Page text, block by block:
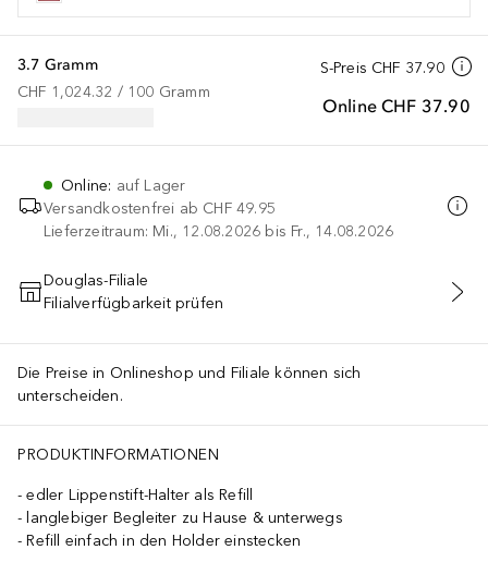
S-Preis CHF 37.90
Online CHF 37.90
3.7 Gramm
CHF 1,024.32 / 100 Gramm
Online: auf Lager
Versandkostenfrei ab CHF 49.95
Lieferzeitraum: Mi., 12.08.2026 bis Fr., 14.08.2026
IN DEN WARENKORB
Douglas-Filiale
Filialverfügbarkeit prüfen
Die Preise in Onlineshop und Filiale können sich
unterscheiden.
PRODUKTINFORMATIONEN
edler Lippenstift-Halter als Refill
langlebiger Begleiter zu Hause & unterwegs
Refill einfach in den Holder einstecken